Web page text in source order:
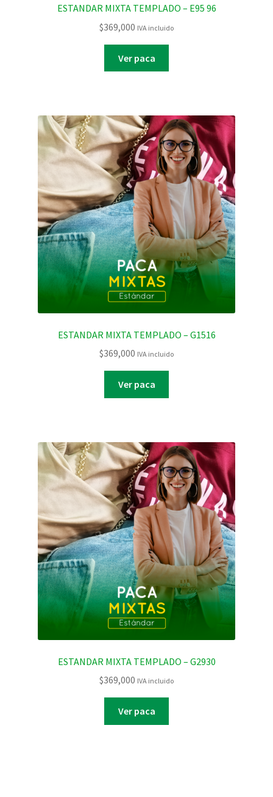
ESTANDAR MIXTA TEMPLADO – E95 96
$369,000 IVA incluido
Ver paca
ESTANDAR MIXTA TEMPLADO – G1516
$369,000 IVA incluido
Ver paca
ESTANDAR MIXTA TEMPLADO – G2930
$369,000 IVA incluido
Ver paca